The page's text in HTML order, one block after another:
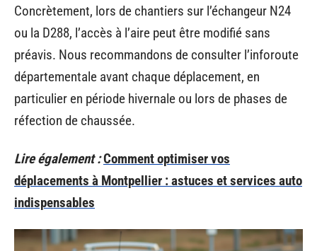
Concrètement, lors de chantiers sur l’échangeur N24
ou la D288, l’accès à l’aire peut être modifié sans
préavis. Nous recommandons de consulter l’inforoute
départementale avant chaque déplacement, en
particulier en période hivernale ou lors de phases de
réfection de chaussée.
Lire également :Comment optimiser vos
déplacements à Montpellier : astuces et services auto
indispensables